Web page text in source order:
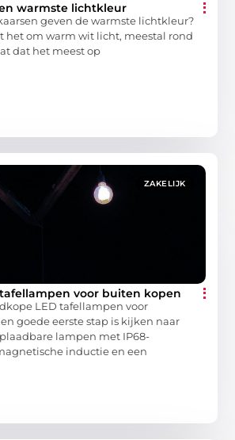
warmste lichtkleur
geven de warmste lichtkleur?
het om warm wit licht, meestal rond
dat het meest op
ZAKELIJK
voor buiten kopen
LED tafellampen voor
goede eerste stap is kijken naar
lampen met IP68-
inductie en een